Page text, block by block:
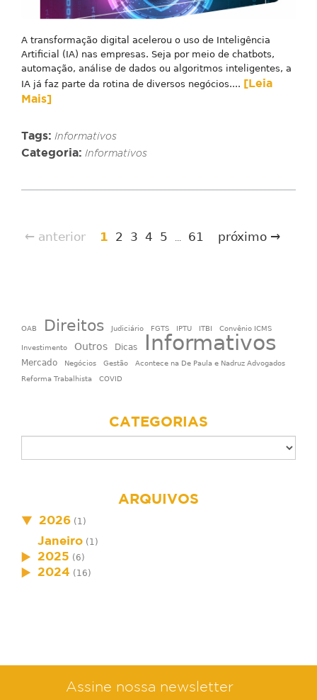
A transformação digital acelerou o uso de Inteligência
Artificial (IA) nas empresas. Seja por meio de chatbots,
automação, análise de dados ou algoritmos inteligentes, a
IA já faz parte da rotina de diversos negócios.... [Leia
Mais]
Tags: Informativos
Categoria: Informativos
← anterior 1 2 3 4 5 61 próximo →
OAB Direitos Judiciário FGTS IPTU ITBI Convênio ICMS
Investimento Outros Dicas Informativos
Mercado Negócios Gestão
Acontece na De Paula e Nadruz Advogados
Reforma Trabalhista
COVID
CATEGORIAS
ARQUIVOS
2026 (1)
Janeiro (1)
2025 (6)
2024 (16)
Assine nossa newsletter